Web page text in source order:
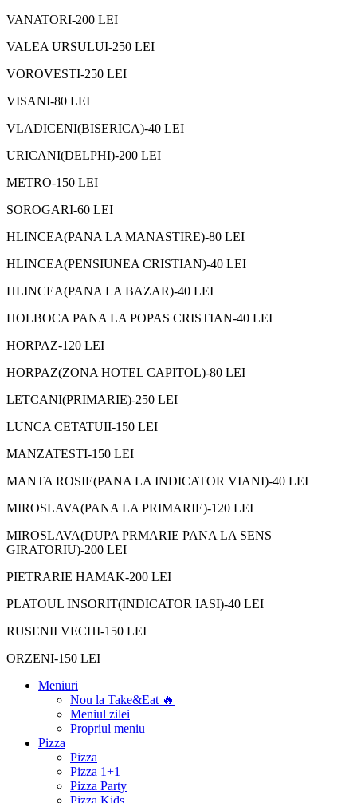
VANATORI-200 LEI
VALEA URSULUI-250 LEI
VOROVESTI-250 LEI
VISANI-80 LEI
VLADICENI(BISERICA)-40 LEI
URICANI(DELPHI)-200 LEI
METRO-150 LEI
SOROGARI-60 LEI
HLINCEA(PANA LA MANASTIRE)-80 LEI
HLINCEA(PENSIUNEA CRISTIAN)-40 LEI
HLINCEA(PANA LA BAZAR)-40 LEI
HOLBOCA PANA LA POPAS CRISTIAN-40 LEI
HORPAZ-120 LEI
HORPAZ(ZONA HOTEL CAPITOL)-80 LEI
LETCANI(PRIMARIE)-250 LEI
LUNCA CETATUII-150 LEI
MANZATESTI-150 LEI
MANTA ROSIE(PANA LA INDICATOR VIANI)-40 LEI
MIROSLAVA(PANA LA PRIMARIE)-120 LEI
MIROSLAVA(DUPA PRMARIE PANA LA SENS
GIRATORIU)-200 LEI
PIETRARIE HAMAK-200 LEI
PLATOUL INSORIT(INDICATOR IASI)-40 LEI
RUSENII VECHI-150 LEI
ORZENI-150 LEI
Meniuri
Nou la Take&Eat 🔥
Meniul zilei
Propriul meniu
Pizza
Pizza
Pizza 1+1
Pizza Party
Pizza Kids